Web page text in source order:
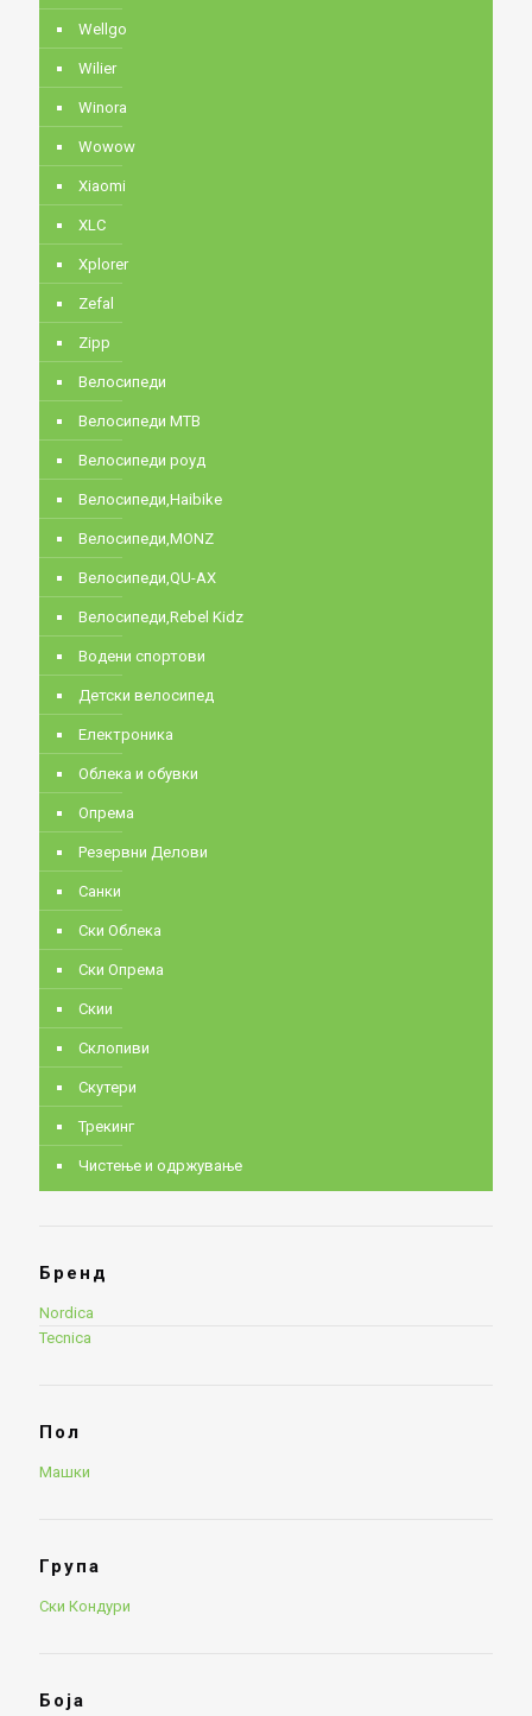
Wellgo
Wilier
Winora
Wowow
Xiaomi
XLC
Xplorer
Zefal
Zipp
Велосипеди
Велосипеди MTB
Велосипеди роуд
Велосипеди,Haibike
Велосипеди,MONZ
Велосипеди,QU-AX
Велосипеди,Rebel Kidz
Водени спортови
Детски велосипед
Електроника
Облека и обувки
Опрема
Резервни Делови
Санки
Ски Облека
Ски Опрема
Скии
Склопиви
Скутери
Трекинг
Чистење и одржување
Бренд
Nordica
Tecnica
Пол
Машки
Група
Ски Кондури
Боја